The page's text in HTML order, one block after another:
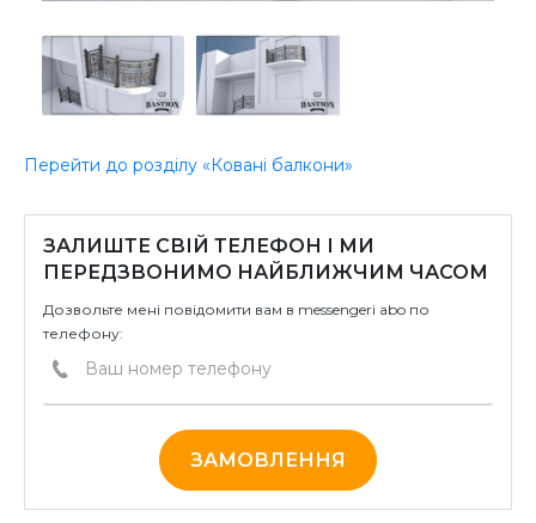
Перейти до розділу «Ковані балкони»
ЗАЛИШТЕ СВІЙ ТЕЛЕФОН І МИ
ПЕРЕДЗВОНИМО НАЙБЛИЖЧИМ ЧАСОМ
Дозвольте мені повідомити вам в messengeri abo по
телефону:
ЗАМОВЛЕННЯ